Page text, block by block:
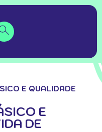
E QUALIDADE
E
DE